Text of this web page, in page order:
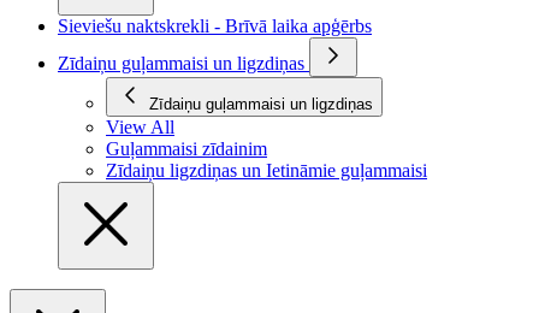
Sieviešu naktskrekli - Brīvā laika apģērbs
Zīdaiņu guļammaisi un ligzdiņas
Zīdaiņu guļammaisi un ligzdiņas
View All
Guļammaisi zīdainim
Zīdaiņu ligzdiņas un Ietināmie guļammaisi